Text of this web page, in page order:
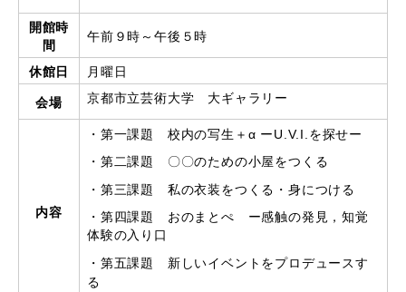
開館時
間
午前９時～午後５時
休館日 月曜日
会場 京都市立芸術大学 大ギャラリー
内容
・第一課題 校内の写生＋α ーU.V.I.を探せー
・第二課題 〇〇のための小屋をつくる
・第三課題 私の衣装をつくる・身につける
・第四課題 おのまとぺ ー感触の発見，知覚
体験の入り口
・第五課題 新しいイベントをプロデュースす
る